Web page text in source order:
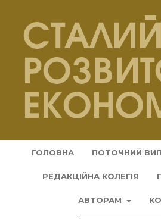
ГОЛОВНА ПОТОЧНИЙ
РЕДАКЦІЙНА КОЛЕГІЯ
АВТОРАМ